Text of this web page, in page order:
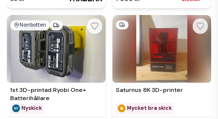
Norrbotten
1st 3D-printad Ryobi One+
Batterihållare
Nyskick
Saturnus 8K 3D-printer
Mycket bra skick